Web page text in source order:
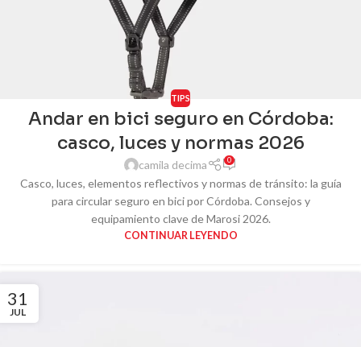
TIPS
Andar en bici seguro en Córdoba:
casco, luces y normas 2026
camila decima 0
Casco, luces, elementos reflectivos y normas de tránsito: la guía
para circular seguro en bici por Córdoba. Consejos y
equipamiento clave de Marosi 2026.
CONTINUAR LEYENDO
31
JUL